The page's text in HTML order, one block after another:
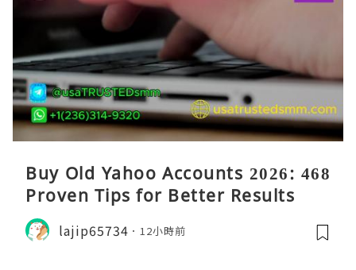
Buy Old Yahoo Accounts 2026: 468
Proven Tips for Better Results
lajip65734 12小時前